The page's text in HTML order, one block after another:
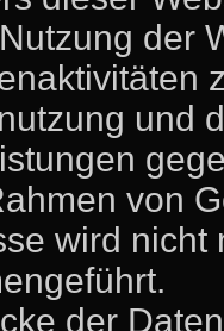
der
und
von
wird
der